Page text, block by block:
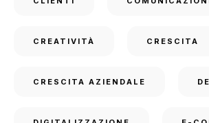
CREATIVITÀ CRESCITA
CRESCITA AZIENDALE